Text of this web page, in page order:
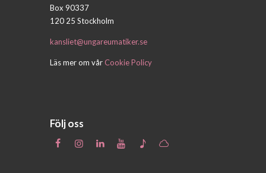
Box 90337
120 25 Stockholm
kansliet@ungareumatiker.se
Läs mer om vårCookie Policy
Följ oss